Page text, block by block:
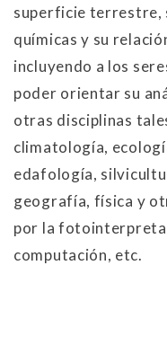
superficie terrestre,
químicas y su
incluyendo a los
poder orientar su
otras disciplinas
climatología,
edafología,
geografía, física y
por la
computación, etc.